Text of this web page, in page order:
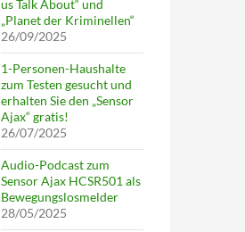
us Talk About“ und
„Planet der Kriminellen“
26/09/2025
1-Personen-Haushalte
zum Testen gesucht und
erhalten Sie den „Sensor
Ajax“ gratis!
26/07/2025
Audio-Podcast zum
Sensor Ajax HCSR501 als
Bewegungslosmelder
28/05/2025